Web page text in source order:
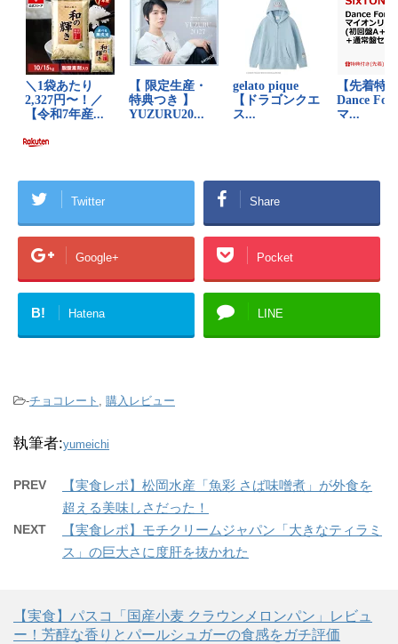
Twitter Share
Google+ Pocket
B! Hatena LINE
-チョコレート 購入レビュー
執筆者:yumeichi
PREV
【実食レポ】松岡水産「魚彩 さば味噌煮」が外食を
超える美味しさだった！
NEXT
【実食レポ】モチクリームジャパン「大きなティラミ
ス」の巨大さに度肝を抜かれた
【実食】パスコ「国産小麦 クラウンメロンパン」レビュ
ー！芳醇な香りとパールシュガーの食感をガチ評価